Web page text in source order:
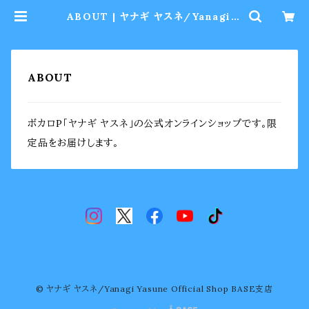
ABOUT | ヤナギ ヤスネ/Yanagi Y
ABOUT
ボカロP「ヤナギ ヤスネ」の公式オンラインショップです。限
定品をお届けします。
© ヤナギ ヤスネ/Yanagi Yasune Official Shop BASE支店